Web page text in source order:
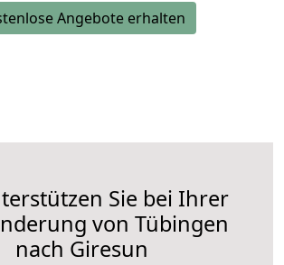
Angebote erhalten
Sie bei Ihrer
von Tübingen
nach Giresun